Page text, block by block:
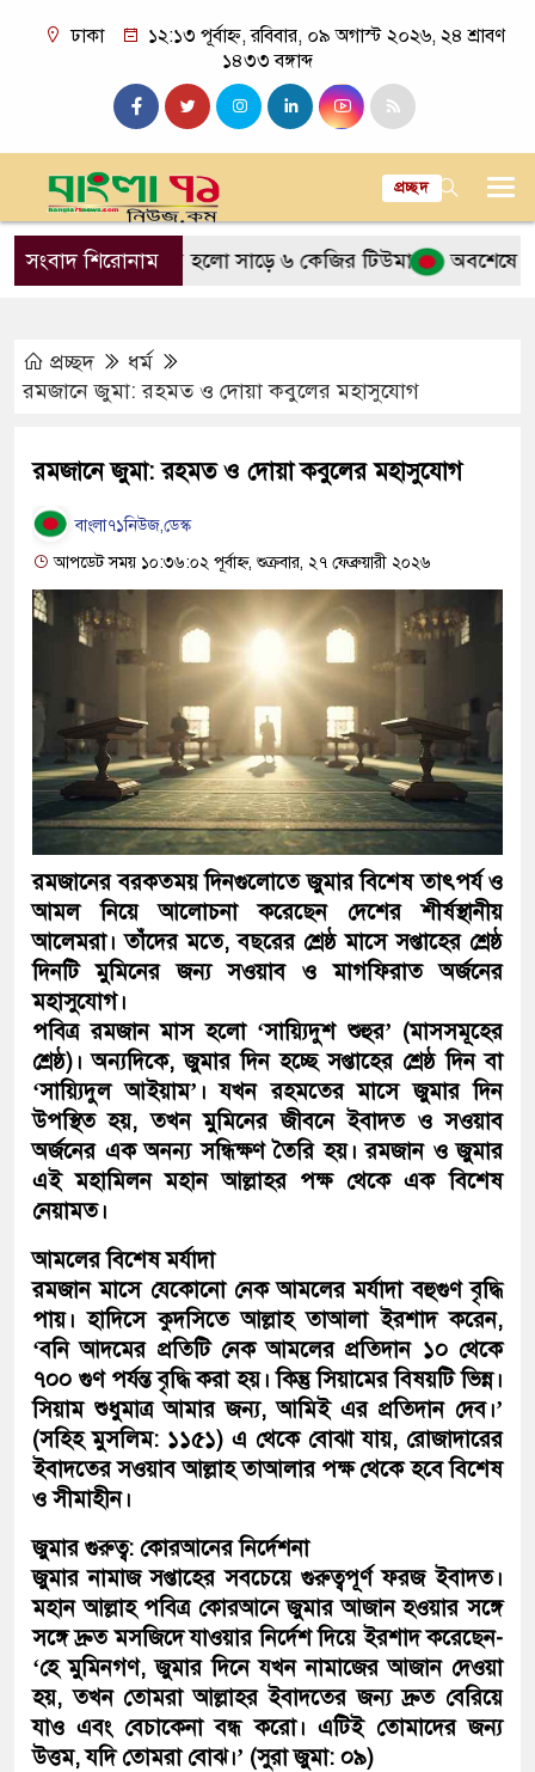
ঢাকা
১২:১৩ পূর্বাহ্ন, রবিবার, ০৯ অগাস্ট ২০২৬, ২৪ শ্রাবণ
১৪৩৩ বঙ্গাব্দ
প্রচ্ছদ
সংবাদ শিরোনাম
থেকে বের হলো সাড়ে ৬ কেজির টিউমার অবশেষে সালমান
প্রচ্ছদ
ধর্ম
রমজানে জুমা: রহমত ও দোয়া কবুলের মহাসুযোগ
রমজানে জুমা: রহমত ও দোয়া কবুলের মহাসুযোগ
বাংলা৭১নিউজ,ডেস্ক
আপডেট সময় ১০:৩৬:০২ পূর্বাহ্ন, শুক্রবার, ২৭ ফেব্রুয়ারী ২০২৬
রমজানের বরকতময় দিনগুলোতে জুমার বিশেষ তাৎপর্য ও
আমল নিয়ে আলোচনা করেছেন দেশের শীর্ষস্থানীয়
আলেমরা। তাঁদের মতে, বছরের শ্রেষ্ঠ মাসে সপ্তাহের শ্রেষ্ঠ
দিনটি মুমিনের জন্য সওয়াব ও মাগফিরাত অর্জনের
মহাসুযোগ।
পবিত্র রমজান মাস হলো ‘সায়্যিদুশ শুহুর’ (মাসসমূহের
শ্রেষ্ঠ)। অন্যদিকে, জুমার দিন হচ্ছে সপ্তাহের শ্রেষ্ঠ দিন বা
‘সায়্যিদুল আইয়াম’। যখন রহমতের মাসে জুমার দিন
উপস্থিত হয়, তখন মুমিনের জীবনে ইবাদত ও সওয়াব
অর্জনের এক অনন্য সন্ধিক্ষণ তৈরি হয়। রমজান ও জুমার
এই মহামিলন মহান আল্লাহর পক্ষ থেকে এক বিশেষ
নেয়ামত।
আমলের বিশেষ মর্যাদা
রমজান মাসে যেকোনো নেক আমলের মর্যাদা বহুগুণ বৃদ্ধি
পায়। হাদিসে কুদসিতে আল্লাহ তাআলা ইরশাদ করেন,
‘বনি আদমের প্রতিটি নেক আমলের প্রতিদান ১০ থেকে
৭০০ গুণ পর্যন্ত বৃদ্ধি করা হয়। কিন্তু সিয়ামের বিষয়টি ভিন্ন।
সিয়াম শুধুমাত্র আমার জন্য, আমিই এর প্রতিদান দেব।’
(সহিহ মুসলিম: ১১৫১) এ থেকে বোঝা যায়, রোজাদারের
ইবাদতের সওয়াব আল্লাহ তাআলার পক্ষ থেকে হবে বিশেষ
ও সীমাহীন।
জুমার গুরুত্ব: কোরআনের নির্দেশনা
জুমার নামাজ সপ্তাহের সবচেয়ে গুরুত্বপূর্ণ ফরজ ইবাদত।
মহান আল্লাহ পবিত্র কোরআনে জুমার আজান হওয়ার সঙ্গে
সঙ্গে দ্রুত মসজিদে যাওয়ার নির্দেশ দিয়ে ইরশাদ করেছেন-
‘হে মুমিনগণ, জুমার দিনে যখন নামাজের আজান দেওয়া
হয়, তখন তোমরা আল্লাহর ইবাদতের জন্য দ্রুত বেরিয়ে
যাও এবং বেচাকেনা বন্ধ করো। এটিই তোমাদের জন্য
উত্তম, যদি তোমরা বোঝ।’ (সুরা জুমা: ০৯)